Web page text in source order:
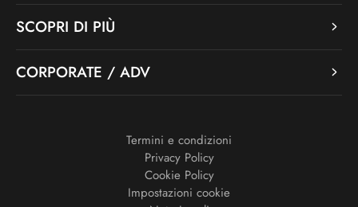
SCOPRI DI PIÙ
CORPORATE / ADV
Termini e condizioni
Privacy Policy
Cookie Policy
Impostazioni cookie